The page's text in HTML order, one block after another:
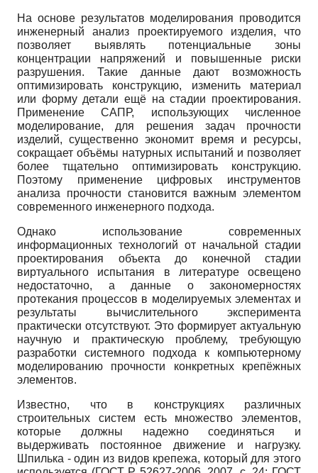
На основе результатов моделирования проводится
инженерный анализ проектируемого изделия, что
позволяет выявлять потенциальные зоны
концентрации напряжений и повышенные риски
разрушения. Такие данные дают возможность
оптимизировать конструкцию, изменить материал
или форму детали ещё на стадии проектирования.
Применение САПР, использующих численное
моделирование, для решения задач прочности
изделий, существенно экономит время и ресурсы,
сокращает объёмы натурных испытаний и позволяет
более тщательно оптимизировать конструкцию.
Поэтому применение цифровых инструментов
анализа прочности становится важным элементом
современного инженерного подхода.
Однако использование современных
информационных технологий от начальной стадии
проектирования объекта до конечной стадии
виртуального испытания в литературе освещено
недостаточно, а данные о закономерностях
протекания процессов в моделируемых элементах и
результаты вычислительного эксперимента
практически отсутствуют. Это формирует актуальную
научную и практическую проблему, требующую
разработки системного подхода к компьютерному
моделированию прочности конкретных крепёжных
элементов.
Известно, что в конструкциях различных
строительных систем есть множество элементов,
которые должны надежно соединяться и
выдерживать постоянное движение и нагрузку.
Шпилька - один из видов крепежа, который для этого